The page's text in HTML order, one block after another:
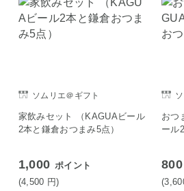
ソムリエ＠ギフト
家飲みセット （KAGUAビール
2本と鎌倉おつまみ5点）
1,000 ポイント
(4,500 円)
おつ
ール
800